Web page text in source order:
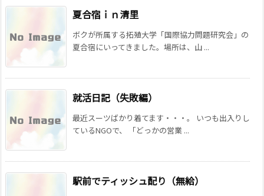
夏合宿ｉｎ清里
ボクが所属する拓殖大学「国際協力問題研究会」の
夏合宿にいってきました。場所は、山 ...
就活日記（失敗編）
最近スーツばかり着てます・・・。 いつも出入りし
ているNGOで、 「どっかの営業 ...
駅前でティッシュ配り（無給）